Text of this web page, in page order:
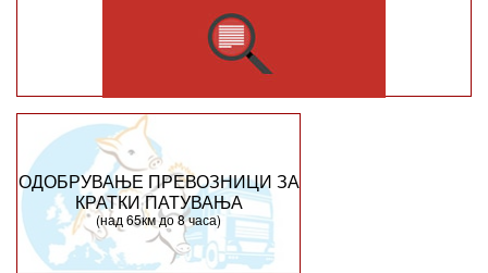
ОДОБРУВАЊЕ ПРЕВОЗНИЦИ ЗА
КРАТКИ ПАТУВАЊА
(над 65км до 8 часа)